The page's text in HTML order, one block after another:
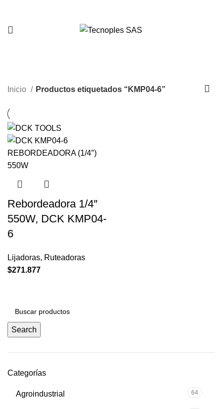
Search
Categorías
Agroindustrial 64
Inicio Productos etiquetados “KMP04-6”
Rebordeadora 1/4″
550W, DCK KMP04-
6
Lijadoras, Ruteadoras
$271.877